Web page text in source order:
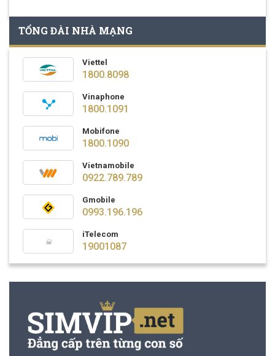
TỔNG ĐÀI NHÀ MẠNG
Viettel
1800.8098
Vinaphone
1800.1091
Mobifone
1800.1090
Vietnamobile
0922.789.789
Gmobile
0993.196.196
iTelecom
19001087